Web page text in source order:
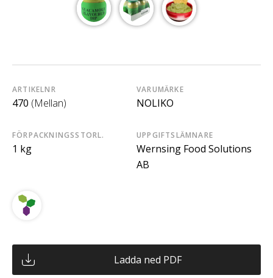
ARTIKELNR
470 (Mellan)
VARUMÄRKE
NOLIKO
FÖRPACKNINGSSTORL.
1 kg
UPPGIFTSLÄMNARE
Wernsing Food Solutions
AB
Ladda ned PDF